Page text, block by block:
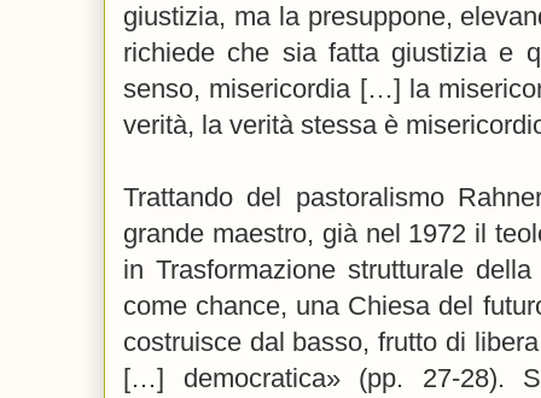
giustizia, ma la presuppone,
richiede che sia fatta giustizia e
senso, misericordia […] la
verità, la verità stessa è
Trattando del pastoralismo
grande maestro, già nel 1972 il
in Trasformazione strutturale
come chance, una Chiesa del
costruisce dal basso, frutto di
[…] democratica» (pp. 27-28).